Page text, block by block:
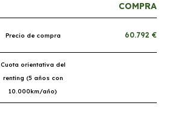
COMPRA
Precio de compra 60.792 €
Cuota orientativa del
renting (5 años con
10.000km/año)